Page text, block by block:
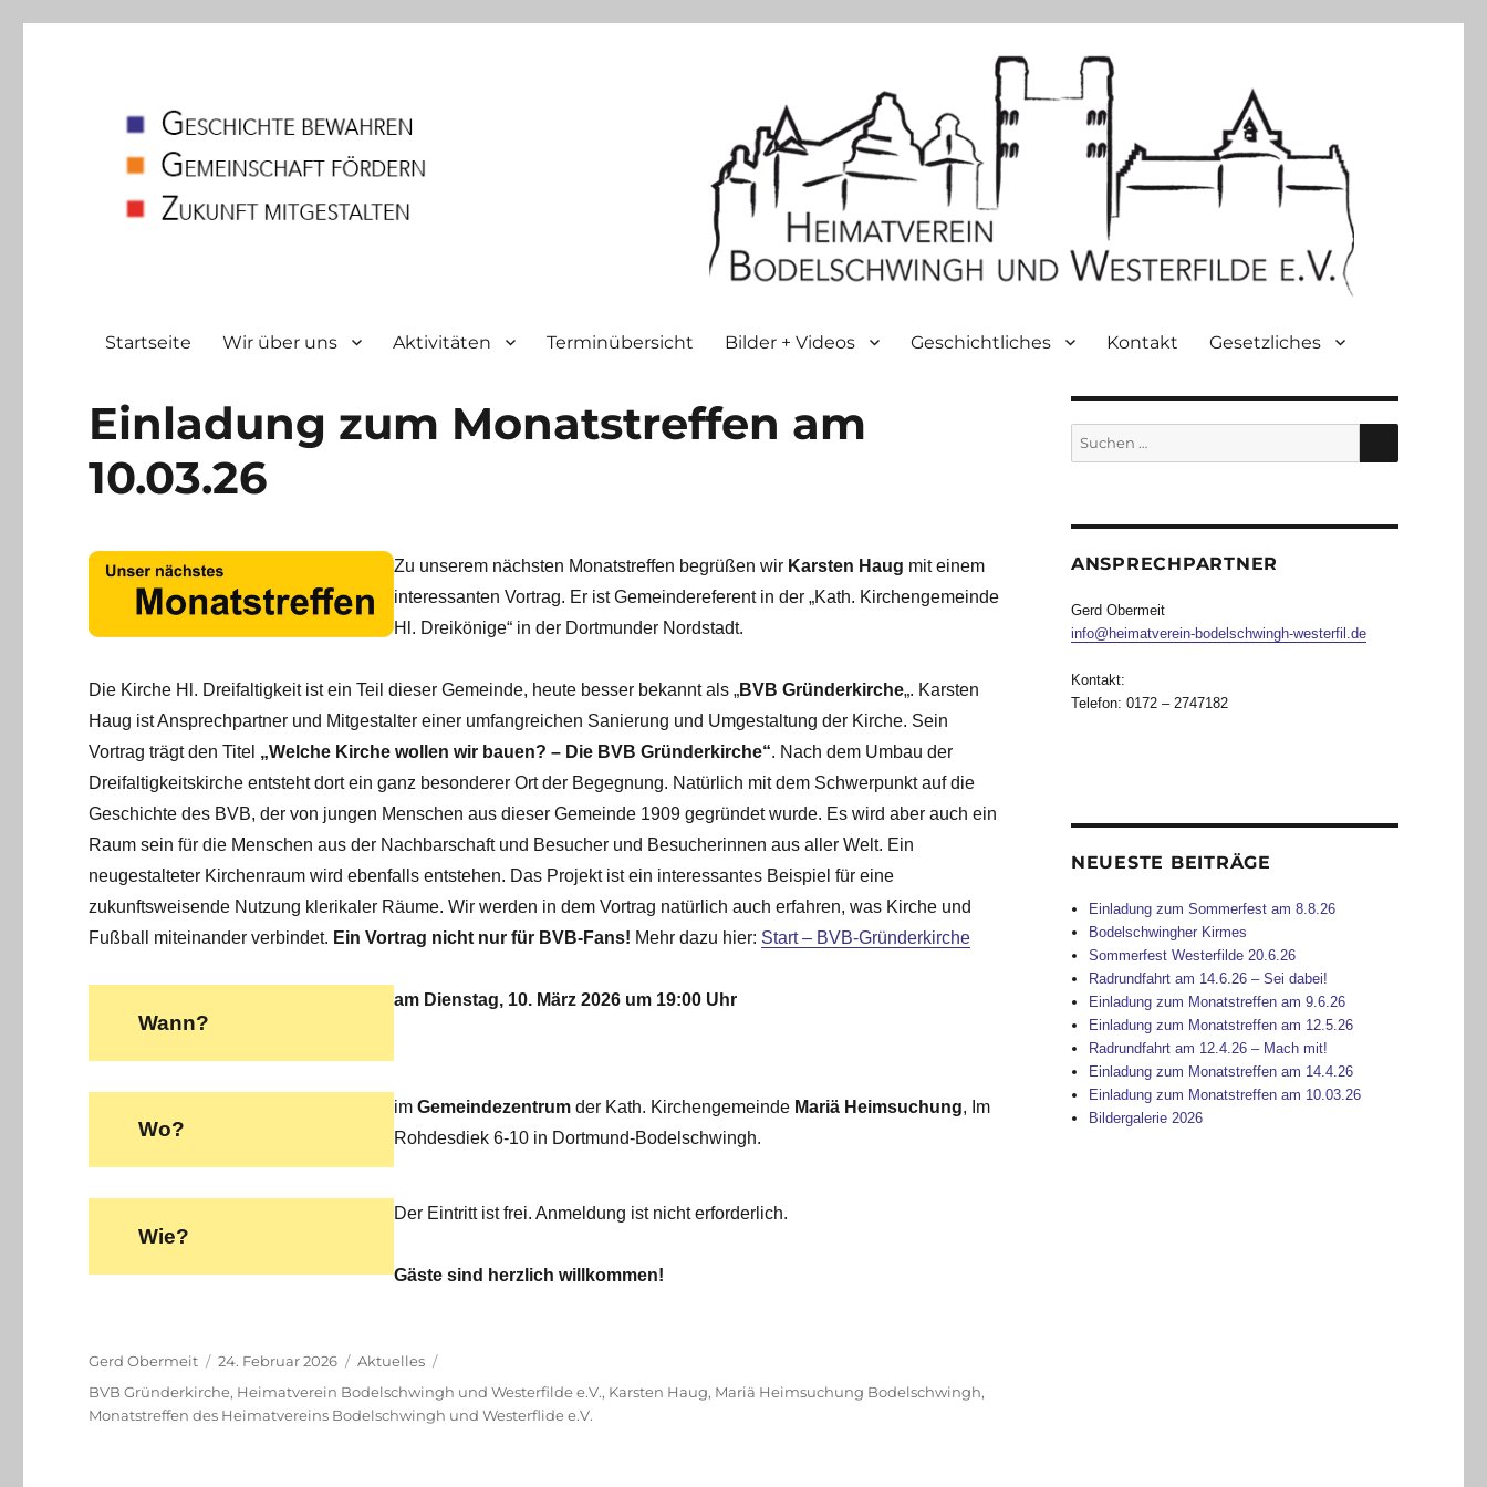
Startseite Wir über uns Aktivitäten Terminübersicht Bilder + Videos Geschichtliches Kontakt Gesetzliches
Einladung zum Monatstreffen am
10.03.26
Zu unserem nächsten Monatstreffen begrüßen wir Karsten Haug mit einem
interessanten Vortrag. Er ist Gemeindereferent in der „Kath. Kirchengemeinde
Hl. Dreikönige“ in der Dortmunder Nordstadt.
Die Kirche Hl. Dreifaltigkeit ist ein Teil dieser Gemeinde, heute besser bekannt als „BVB Gründerkirche„. Karsten
Haug ist Ansprechpartner und Mitgestalter einer umfangreichen Sanierung und Umgestaltung der Kirche. Sein
Vortrag trägt den Titel „Welche Kirche wollen wir bauen? – Die BVB Gründerkirche“. Nach dem Umbau der
Dreifaltigkeitskirche entsteht dort ein ganz besonderer Ort der Begegnung. Natürlich mit dem Schwerpunkt auf die
Geschichte des BVB, der von jungen Menschen aus dieser Gemeinde 1909 gegründet wurde. Es wird aber auch ein
Raum sein für die Menschen aus der Nachbarschaft und Besucher und Besucherinnen aus aller Welt. Ein
neugestalteter Kirchenraum wird ebenfalls entstehen. Das Projekt ist ein interessantes Beispiel für eine
zukunftsweisende Nutzung klerikaler Räume. Wir werden in dem Vortrag natürlich auch erfahren, was Kirche und
Fußball miteinander verbindet. Ein Vortrag nicht nur für BVB-Fans! Mehr dazu hier: Start – BVB-Gründerkirche
Wann?
am Dienstag, 10. März 2026 um 19:00 Uhr
Wo?
imGemeindezentrum der Kath. Kirchengemeinde Mariä Heimsuchung, Im
Rohdesdiek 6-10 in Dortmund-Bodelschwingh.
Wie?
Der Eintritt ist frei. Anmeldung ist nicht erforderlich.
Gäste sind herzlich willkommen!
Autor
Gerd Obermeit
Veröffentlicht
24. Februar 2026 Kategorien
Aktuelles
Schlagwörter
BVB Gründerkirche, Heimatverein Bodelschwingh und Westerfilde e.V., Karsten Haug, Mariä Heimsuchung Bodelschwingh,
Monatstreffen des Heimatvereins Bodelschwingh und Westerflide e.V.
Suche
nach:
SUCHEN
ANSPRECHPARTNER
Gerd Obermeit
info@heimatverein-bodelschwingh-westerfil.de
Kontakt:
Telefon: 0172 – 2747182
NEUESTE BEITRÄGE
Einladung zum Sommerfest am 8.8.26
Bodelschwingher Kirmes
Sommerfest Westerfilde 20.6.26
Radrundfahrt am 14.6.26 – Sei dabei!
Einladung zum Monatstreffen am 9.6.26
Einladung zum Monatstreffen am 12.5.26
Radrundfahrt am 12.4.26 – Mach mit!
Einladung zum Monatstreffen am 14.4.26
Einladung zum Monatstreffen am 10.03.26
Bildergalerie 2026